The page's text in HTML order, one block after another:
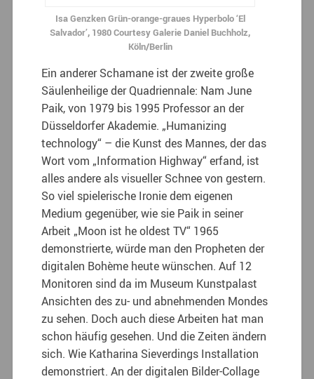
Isa Genzken Grün-orange-graues Hyperbolo ‘El
Salvador’, 1980 Courtesy Galerie Daniel Buchholz,
Köln/Berlin
Ein anderer Schamane ist der zweite große
Säulenheilige der Quadriennale: Nam June
Paik, von 1979 bis 1995 Professor an der
Düsseldorfer Akademie. „Humanizing
technology“ – die Kunst des Mannes, der das
Wort vom „Information Highway“ erfand, ist
alles andere als visueller Schnee von gestern.
So viel spielerische Ironie dem eigenen
Medium gegenüber, wie sie Paik in seiner
Arbeit „Moon ist he oldest TV“ 1965
demonstrierte, würde man den Propheten der
digitalen Bohème heute wünschen. Auf 12
Monitoren sind da im Museum Kunstpalast
Ansichten des zu- und abnehmenden Mondes
zu sehen. Doch auch diese Arbeiten hat man
schon häufig gesehen. Und die Zeiten ändern
sich. Wie Katharina Sieverdings Installation
demonstriert. An der digitalen Bilder-Collage